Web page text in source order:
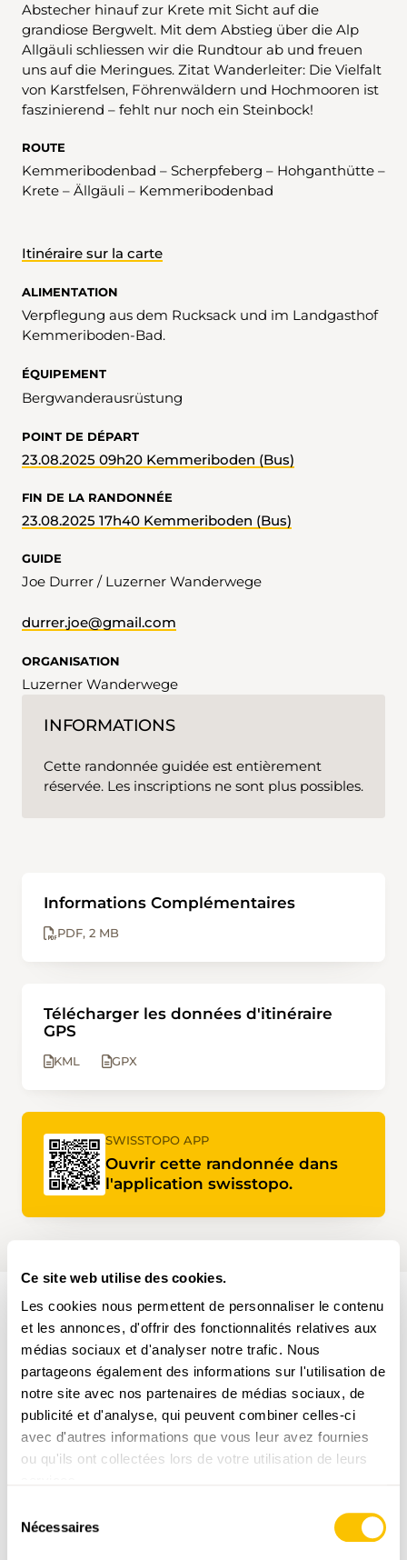
Ce site web utilise des cookies.
Les cookies nous permettent de personnaliser le contenu
et les annonces, d'offrir des fonctionnalités relatives aux
médias sociaux et d'analyser notre trafic. Nous
partageons également des informations sur l'utilisation de
notre site avec nos partenaires de médias sociaux, de
publicité et d'analyse, qui peuvent combiner celles-ci
avec d'autres informations que vous leur avez fournies
ou qu'ils ont collectées lors de votre utilisation de leurs
Nécessaires
Abstecher hinauf zur Krete mit Sicht auf die
grandiose Bergwelt. Mit dem Abstieg über die Alp
Allgäuli schliessen wir die Rundtour ab und freuen
uns auf die Meringues. Zitat Wanderleiter: Die Vielfalt
von Karstfelsen, Föhrenwäldern und Hochmooren ist
faszinierend – fehlt nur noch ein Steinbock!
ROUTE
Kemmeribodenbad – Scherpfeberg – Hohganthütte –
Krete – Ällgäuli – Kemmeribodenbad
Itinéraire sur la carte
ALIMENTATION
Verpflegung aus dem Rucksack und im Landgasthof
Kemmeriboden-Bad.
ÉQUIPEMENT
Bergwanderausrüstung
POINT DE DÉPART
23.08.2025 09h20 Kemmeriboden (Bus)
FIN DE LA RANDONNÉE
23.08.2025 17h40 Kemmeriboden (Bus)
GUIDE
Joe Durrer / Luzerner Wanderwege
durrer.joe@gmail.com
ORGANISATION
Luzerner Wanderwege
INFORMATIONS
Cette randonnée guidée est entièrement
réservée. Les inscriptions ne sont plus possibles.
Informations Complémentaires
PDF 2 MB
Télécharger les données d'itinéraire
GPS
KML GPX
SWISSTOPO APP
Ouvrir cette randonnée dans
l'application swisstopo.
PARCOURS DE LA RANDONNÉE
www.suisse-rando.ch